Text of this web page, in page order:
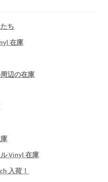
ち
在庫
辺の在庫
Vinyl 在庫
入荷！